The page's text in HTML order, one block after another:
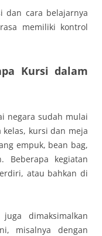
dan cara belajarnya
memiliki kontrol
Kursi dalam
negara sudah mulai
kursi dan meja
empuk, bean bag,
Beberapa kegiatan
atau bahkan di
dimaksimalkan
misalnya dengan